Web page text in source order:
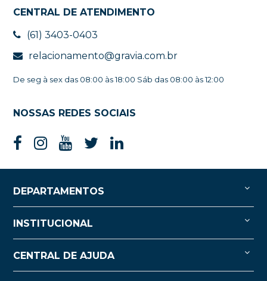
CENTRAL DE ATENDIMENTO
(61) 3403-0403
relacionamento@gravia.com.br
De seg à sex das 08:00 às 18:00 Sáb das 08:00 às 12:00
NOSSAS REDES SOCIAIS
DEPARTAMENTOS
INSTITUCIONAL
CENTRAL DE AJUDA